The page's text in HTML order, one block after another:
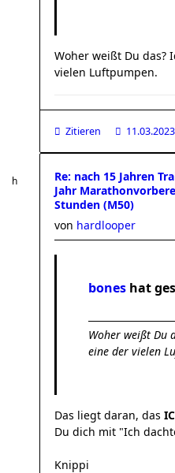
Woher weißt Du das?
vielen Luftpumpen.
Zitieren
Re: nach 15 Jahren
Jahr
Stunden (M50)
von hardlooper
bones hat
Woher weißt Du
eine der vielen
Das liegt daran, das
Du dich mit "Ich
Knippi